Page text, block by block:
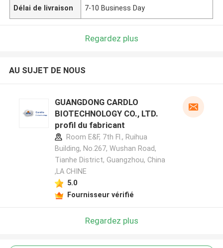
Délai de livraison 7-10 Business Day
Regardez plus
AU SUJET DE NOUS
GUANGDONG CARDLO
BIOTECHNOLOGY CO., LTD.
profil du fabricant
Room E&F, 7th Fl., Ruihua
Building, No.267, Wushan Road,
Tianhe District, Guangzhou, China
,LA CHINE
5.0
Fournisseur vérifié
Regardez plus